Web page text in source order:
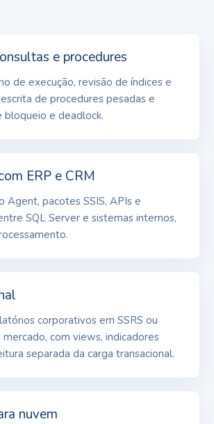
e procedures
de execução, revisão de índices e
de procedures pesadas e
e deadlock.
ERP e CRM
Agent, pacotes SSIS, APIs e
SQL Server e sistemas internos,
corporativos em SSRS ou
com views, indicadores
separada da carga transacional.
nuvem